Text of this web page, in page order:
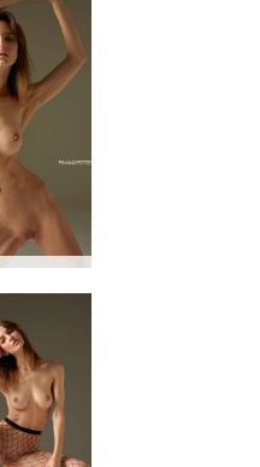
Flora passa og skemmtileg